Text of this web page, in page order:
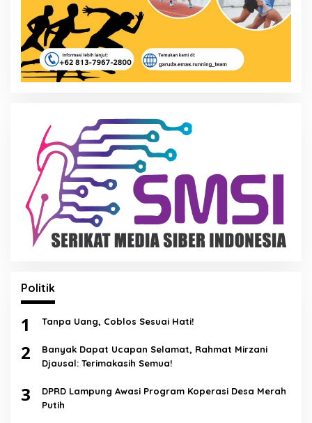
Politik
1 Tanpa Uang, Coblos Sesuai Hati!
2
Banyak Dapat Ucapan Selamat, Rahmat Mirzani
Djausal: Terimakasih Semua!
3
DPRD Lampung Awasi Program Koperasi Desa Merah
Putih